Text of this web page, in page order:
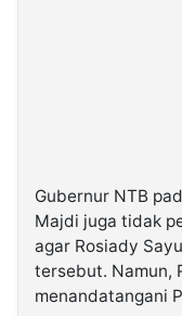
Gubernur NTB
Majdi juga tidak
agar Rosiady
tersebut. Namun,
menandatangani